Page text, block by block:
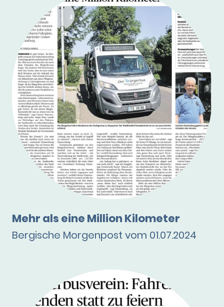
Mehr als eine Million Kilometer
Bergische Morgenpost vom 01.07.2024